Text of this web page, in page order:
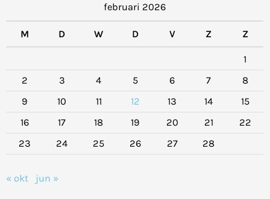
februari 2026
M D W D V Z Z
1
2
3 4 5 6 7
8
9
10 11 12 13 14
15
16
17 18 19 20 21
22
23
24 25 26 27 28
« okt jun »